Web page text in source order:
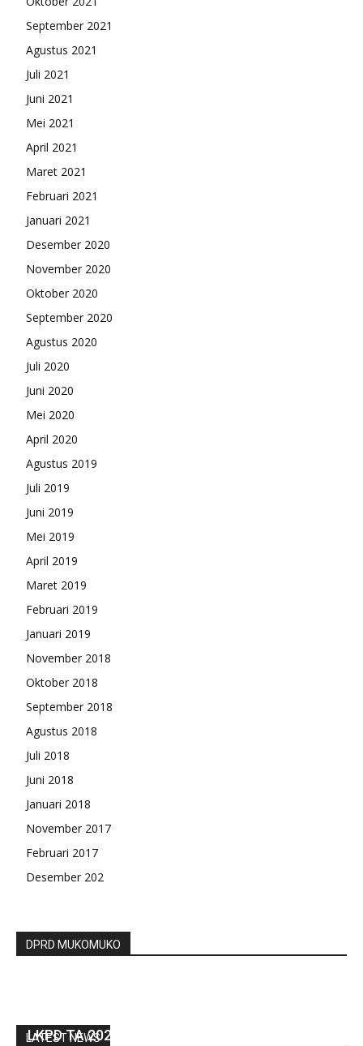
September 2021
Agustus 2021
Juli 2021
Juni 2021
Mei 2021
April 2021
Maret 2021
Februari 2021
Januari 2021
Desember 2020
November 2020
Oktober 2020
September 2020
Agustus 2020
Juli 2020
Juni 2020
Mei 2020
April 2020
Agustus 2019
Juli 2019
Juni 2019
Mei 2019
April 2019
Maret 2019
Februari 2019
Januari 2019
November 2018
Oktober 2018
September 2018
Agustus 2018
Juli 2018
Juni 2018
Januari 2018
November 2017
Februari 2017
Desember 202
DPRD MUKOMUKO
LATEST NEWS
LKPD TA 2021